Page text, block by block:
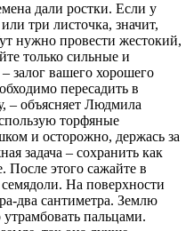
дали ростки. Если у
три листочка, значит,
нужно провести жестокий,
только сильные и
залог вашего хорошего
пересадить в
– объясняет Людмила
торфяные
и осторожно, держась за
задача – сохранить как
этого сажайте в
На поверхности
два сантиметра. Землю
пальцами.